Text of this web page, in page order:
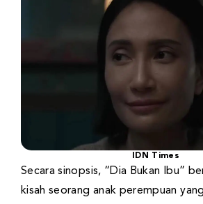
IDN Times
Secara sinopsis, “Dia Bukan Ibu”
kisah seorang anak perempuan